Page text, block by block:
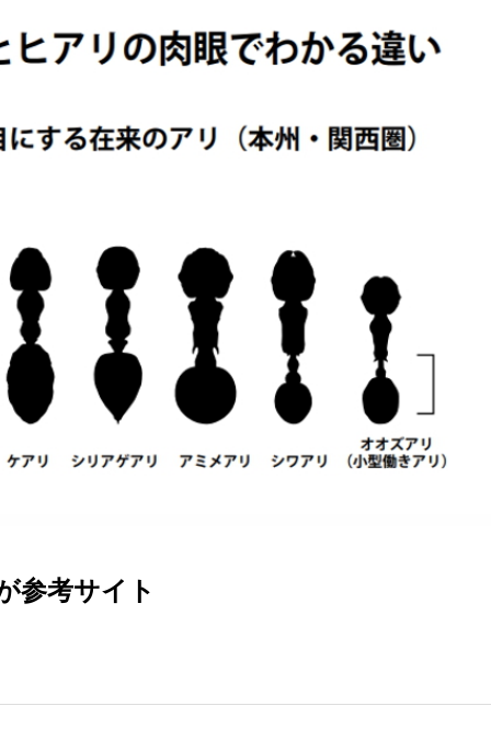
参考サイト